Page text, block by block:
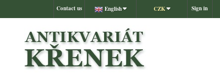
Sign in
CZK
English
Contact us